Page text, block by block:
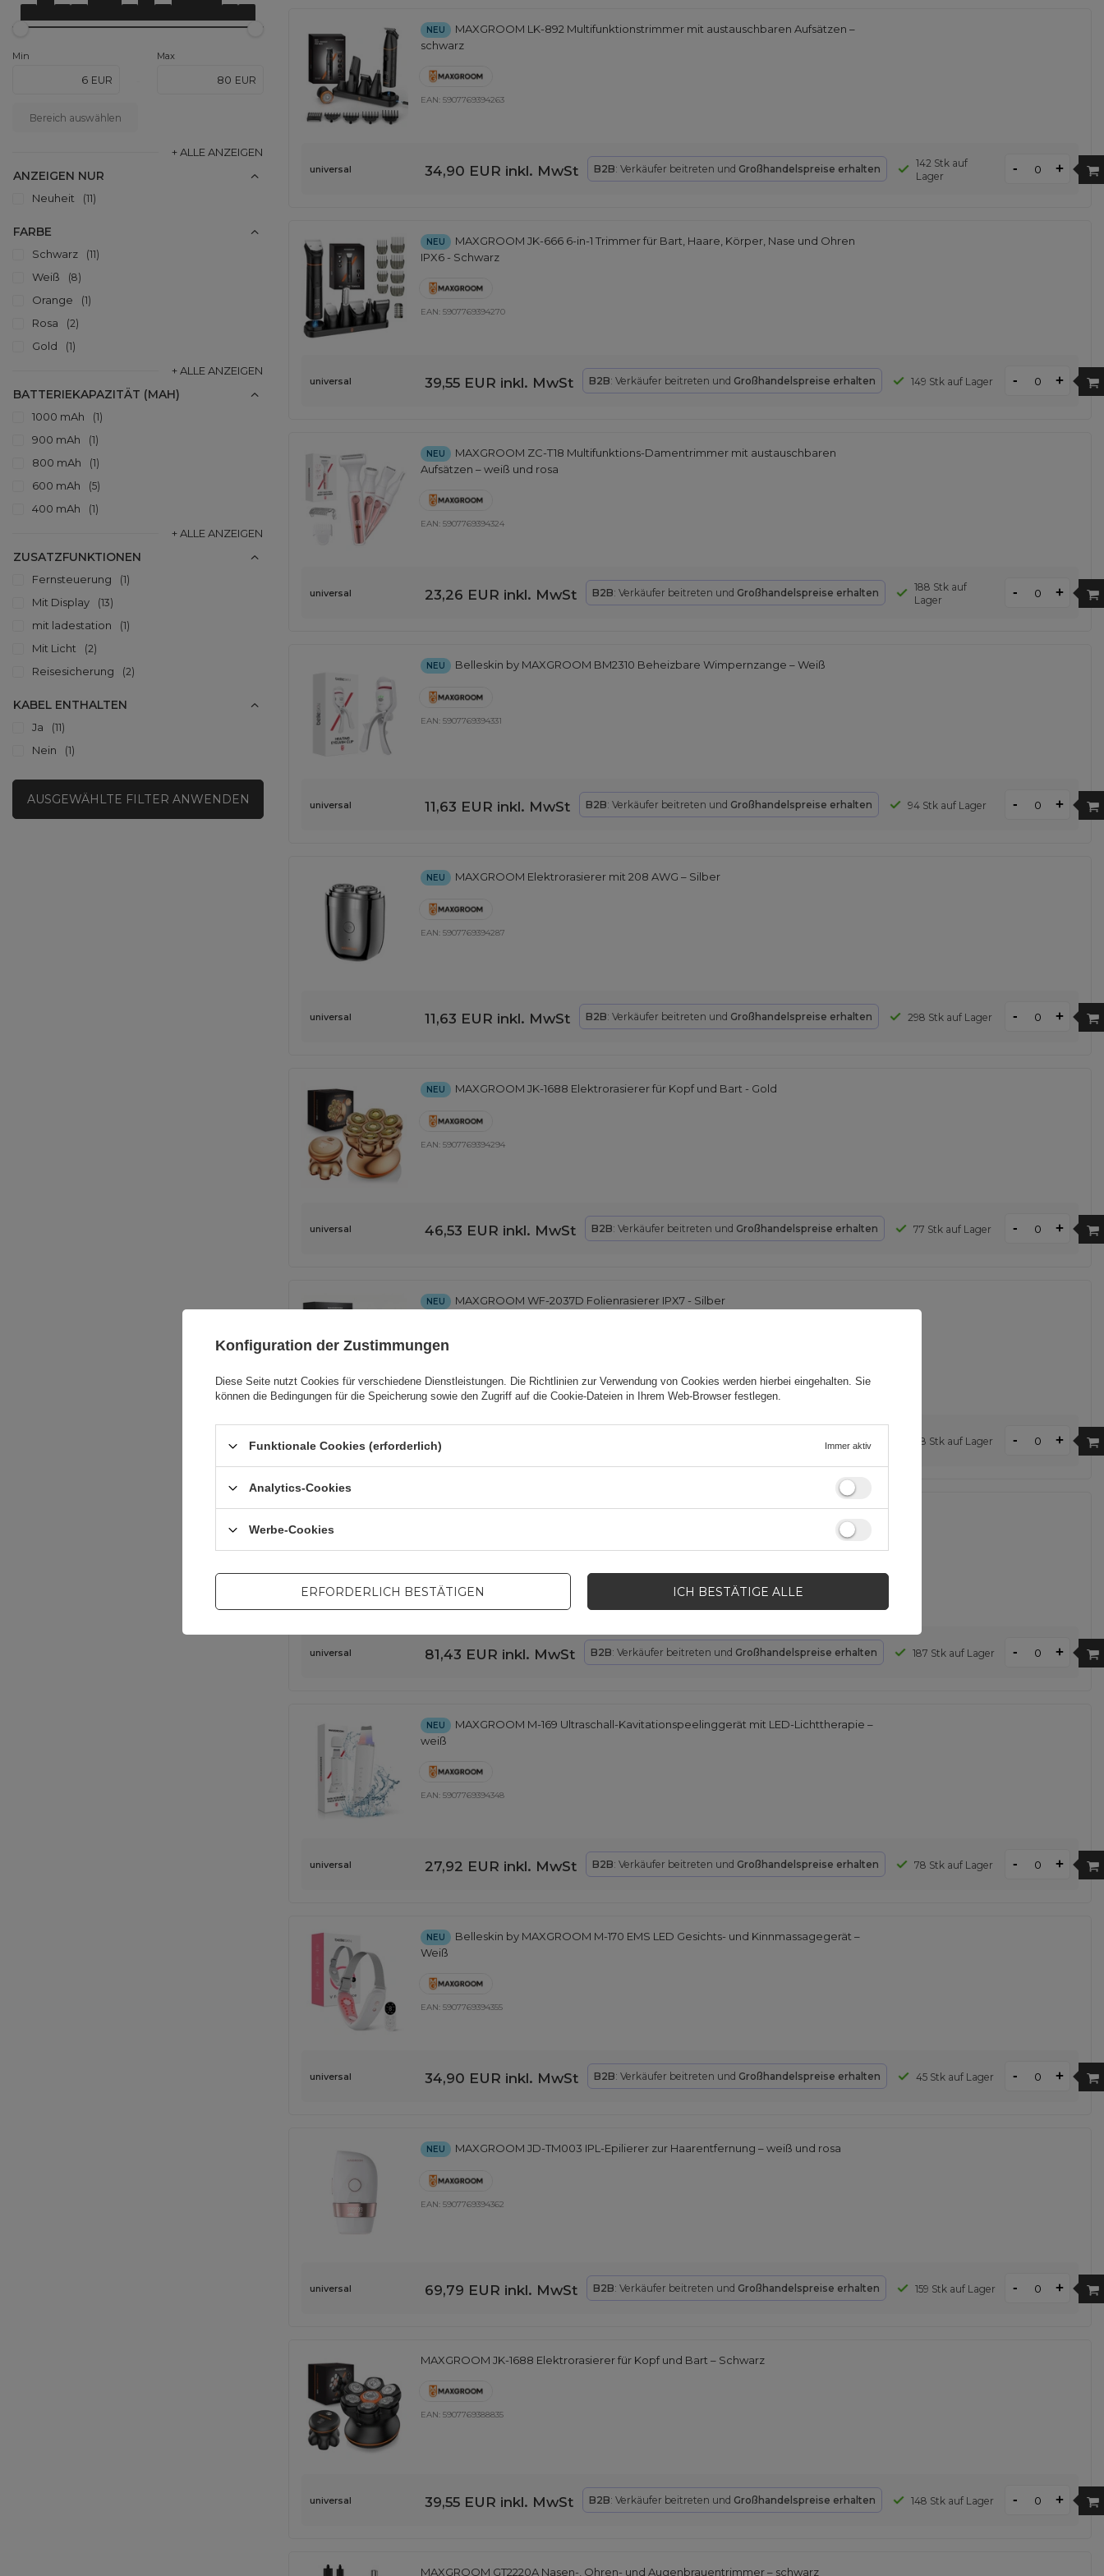
Min
EUR
Max
EUR
Bereich auswählen
+ ALLE ANZEIGEN
ANZEIGEN NUR
Neuheit 11
FARBE
Schwarz 11
Weiß 8
Orange 1
Rosa 2
Gold 1
+ ALLE ANZEIGEN
BATTERIEKAPAZITÄT (MAH)
1000 mAh 1
900 mAh 1
800 mAh 1
600 mAh 5
400 mAh 1
+ ALLE ANZEIGEN
ZUSATZFUNKTIONEN
Fernsteuerung 1
Mit Display 13
mit ladestation 1
Mit Licht 2
Reisesicherung 2
KABEL ENTHALTEN
Ja 11
Nein 1
AUSGEWÄHLTE FILTER ANWENDEN
NEU
MAXGROOM LK-892 Multifunktionstrimmer mit austauschbaren Aufsätzen –
schwarz
EAN: 5907769394263
universal 34,90 EUR inkl. MwSt B2B: Verkäufer beitreten und Großhandelspreise erhalten
142 Stk auf
Lager
- +
NEU
MAXGROOM JK-666 6-in-1 Trimmer für Bart, Haare, Körper, Nase und Ohren
IPX6 - Schwarz
EAN: 5907769394270
universal 39,55 EUR inkl. MwSt B2B: Verkäufer beitreten und Großhandelspreise erhalten 149 Stk auf Lager - +
NEU
MAXGROOM ZC-T18 Multifunktions-Damentrimmer mit austauschbaren
Aufsätzen – weiß und rosa
EAN: 5907769394324
universal 23,26 EUR inkl. MwSt B2B: Verkäufer beitreten und Großhandelspreise erhalten
188 Stk auf
Lager
- +
NEU Belleskin by MAXGROOM BM2310 Beheizbare Wimpernzange – Weiß
EAN: 5907769394331
universal 11,63 EUR inkl. MwSt B2B: Verkäufer beitreten und Großhandelspreise erhalten 94 Stk auf Lager - +
NEU MAXGROOM Elektrorasierer mit 208 AWG – Silber
EAN: 5907769394287
universal 11,63 EUR inkl. MwSt B2B: Verkäufer beitreten und Großhandelspreise erhalten 298 Stk auf Lager - +
NEU MAXGROOM JK-1688 Elektrorasierer für Kopf und Bart - Gold
EAN: 5907769394294
universal 46,53 EUR inkl. MwSt B2B: Verkäufer beitreten und Großhandelspreise erhalten 77 Stk auf Lager - +
NEU MAXGROOM WF-2037D Folienrasierer IPX7 - Silber
EAN:
universal 23,26 EUR Großhandelspreise erhalten 98 Stk auf Lager - +
MAXGROOM WF-3908 Multifunktions-Haarschneidemaschine mit Trimmer -
EAN:
universal 81,43 EUR inkl. MwSt B2B: Verkäufer beitreten und Großhandelspreise erhalten 187 Stk auf Lager - +
NEU
MAXGROOM M-169 Ultraschall-Kavitationspeelinggerät mit LED-Lichttherapie –
weiß
EAN: 5907769394348
universal 27,92 EUR inkl. MwSt B2B: Verkäufer beitreten und Großhandelspreise erhalten 78 Stk auf Lager - +
NEU
Belleskin by MAXGROOM M-170 EMS LED Gesichts- und Kinnmassagegerät –
Weiß
EAN: 5907769394355
universal 34,90 EUR inkl. MwSt B2B: Verkäufer beitreten und Großhandelspreise erhalten 45 Stk auf Lager - +
NEU MAXGROOM JD-TM003 IPL-Epilierer zur Haarentfernung – weiß und rosa
EAN: 5907769394362
universal 69,79 EUR inkl. MwSt B2B: Verkäufer beitreten und Großhandelspreise erhalten 159 Stk auf Lager - +
MAXGROOM JK-1688 Elektrorasierer für Kopf und Bart – Schwarz
EAN: 5907769388835
universal 39,55 EUR inkl. MwSt B2B: Verkäufer beitreten und Großhandelspreise erhalten 148 Stk auf Lager - +
MAXGROOM GT2220A Nasen-, Ohren- und Augenbrauentrimmer – schwarz
Konfiguration der Zustimmungen
Diese Seite nutzt Cookies für verschiedene Dienstleistungen. Die Richtlinien zur Verwendung von Cookies werden hierbei eingehalten. Sie
können die Bedingungen für die Speicherung sowie den Zugriff auf die Cookie-Dateien in Ihrem Web-Browser festlegen.
Funktionale Cookies (erforderlich) Immer aktiv
Analytics-Cookies
Werbe-Cookies
ERFORDERLICH BESTÄTIGEN ICH BESTÄTIGE ALLE